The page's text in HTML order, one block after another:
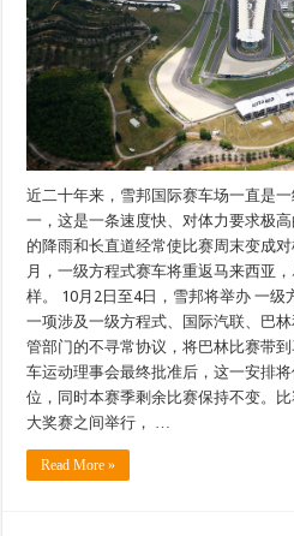
近二十年来，雪邦国际赛车场一直是
一，这是一条速度快、对体力要求极
的降雨和长直道经常使比赛周末变成
月，一级方程式赛车将重返马来西亚
样。 10月2日至4日，雪邦将举办 一
一项涉及一级方程式、国际汽联、巴
管部门的不寻常协议，将巴林比赛带
车运动理事会最终批准后，这一安排
位，同时本赛季剩余比赛保持不变。
大奖赛之间举行， …
Read More »